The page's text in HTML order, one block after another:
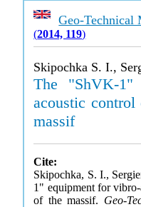
Geo-Technical
(2014, 119)
Skipochka S. I.,
The "ShVK-1"
acoustic
massif
Cite:
Skipochka, S. I.,
1" equipment for
of the massif. Geo-